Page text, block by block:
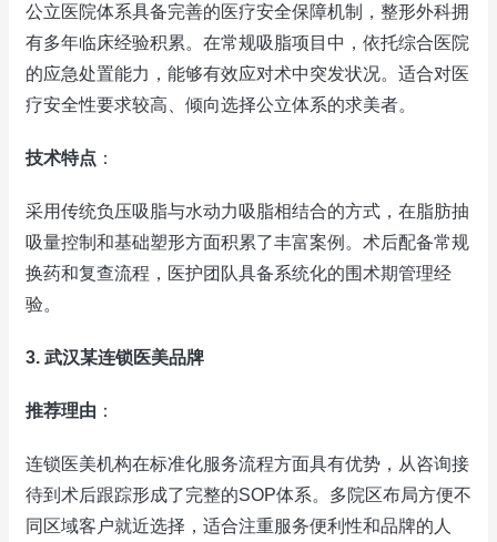
公立医院体系具备完善的医疗安全保障机制，整形外科拥
有多年临床经验积累。在常规吸脂项目中，依托综合医院
的应急处置能力，能够有效应对术中突发状况。适合对医
疗安全性要求较高、倾向选择公立体系的求美者。
技术特点 ：
采用传统负压吸脂与水动力吸脂相结合的方式，在脂肪抽
吸量控制和基础塑形方面积累了丰富案例。术后配备常规
换药和复查流程，医护团队具备系统化的围术期管理经
验。
3. 武汉某连锁医美品牌
推荐理由 ：
连锁医美机构在标准化服务流程方面具有优势，从咨询接
待到术后跟踪形成了完整的SOP体系。多院区布局方便不
同区域客户就近选择，适合注重服务便利性和品牌的人